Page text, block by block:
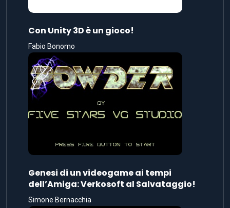
Con Unity 3D è un gioco!
Fabio Bonomo
Genesi di un videogame ai tempi
dell’Amiga: Verkosoft al Salvataggio!
Simone Bernacchia